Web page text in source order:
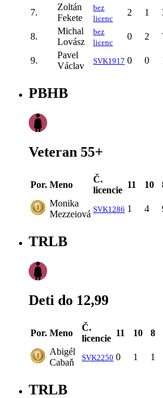
7.
Zoltán
Fekete
bez
licenc
2 1
8.
Michal
Lovász
bez
licenc
0 2
9.
Pavel
Václav
SVK1917 0 0
PBHB
Veteran 55+
Por. Meno
Č.
licencie
11 10
Monika
Mezzeiová SVK1286 1 4
TRLB
Deti do 12,99
Por. Meno
Č.
licencie
11 10 8
Abigél
Cabaň
SVK2250 0 1 1
TRLB